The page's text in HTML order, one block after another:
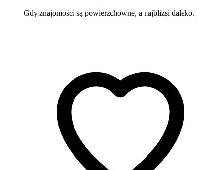
Gdy znajomości są powierzchowne, a najbliżsi daleko.